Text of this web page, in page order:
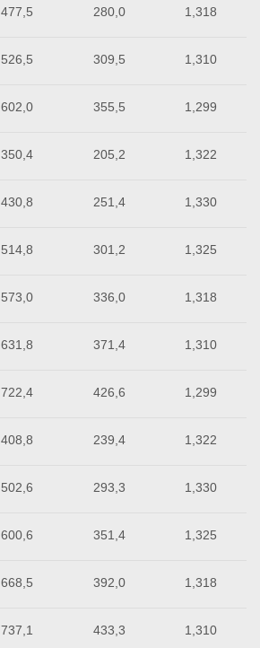
477,5 280,0 1,318
526,5 309,5 1,310
602,0 355,5 1,299
350,4 205,2 1,322
430,8 251,4 1,330
514,8 301,2 1,325
573,0 336,0 1,318
631,8 371,4 1,310
722,4 426,6 1,299
408,8 239,4 1,322
502,6 293,3 1,330
600,6 351,4 1,325
668,5 392,0 1,318
737,1 433,3 1,310